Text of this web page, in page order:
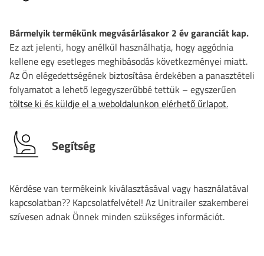
Bármelyik termékünk megvásárlásakor 2 év garanciát kap.
Ez azt jelenti, hogy anélkül használhatja, hogy aggódnia
kellene egy esetleges meghibásodás következményei miatt.
Az Ön elégedettségének biztosítása érdekében a panasztételi
folyamatot a lehető legegyszerűbbé tettük – egyszerűen
töltse ki és küldje el a weboldalunkon elérhető űrlapot.
Segítség
Kérdése van termékeink kiválasztásával vagy használatával
kapcsolatban?? Kapcsolatfelvétel! Az Unitrailer szakemberei
szívesen adnak Önnek minden szükséges információt.